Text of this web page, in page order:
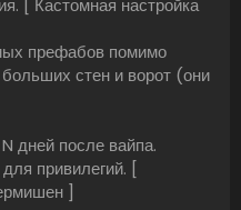
[ Кастомная настройка
префабов помимо
стен и ворот (они
дней после вайпа.
привилегий. [
]